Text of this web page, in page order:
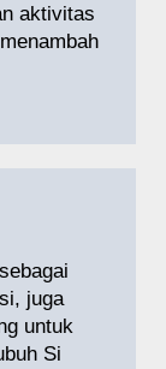
aktivitas
juga
untuk
Si